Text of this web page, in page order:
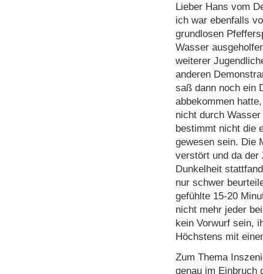
Lieber Hans vom
ich war ebenfalls
grundlosen
Wasser
weiterer
anderen
saß dann noch ein
abbekommen
nicht durch
bestimmt nicht die
gewesen sein. Die
verstört und da
Dunkelheit
nur schwer
gefühlte 15-20
nicht mehr jeder
kein Vorwurf sein,
Höchstens mit
Zum Thema
genau im Einbruch